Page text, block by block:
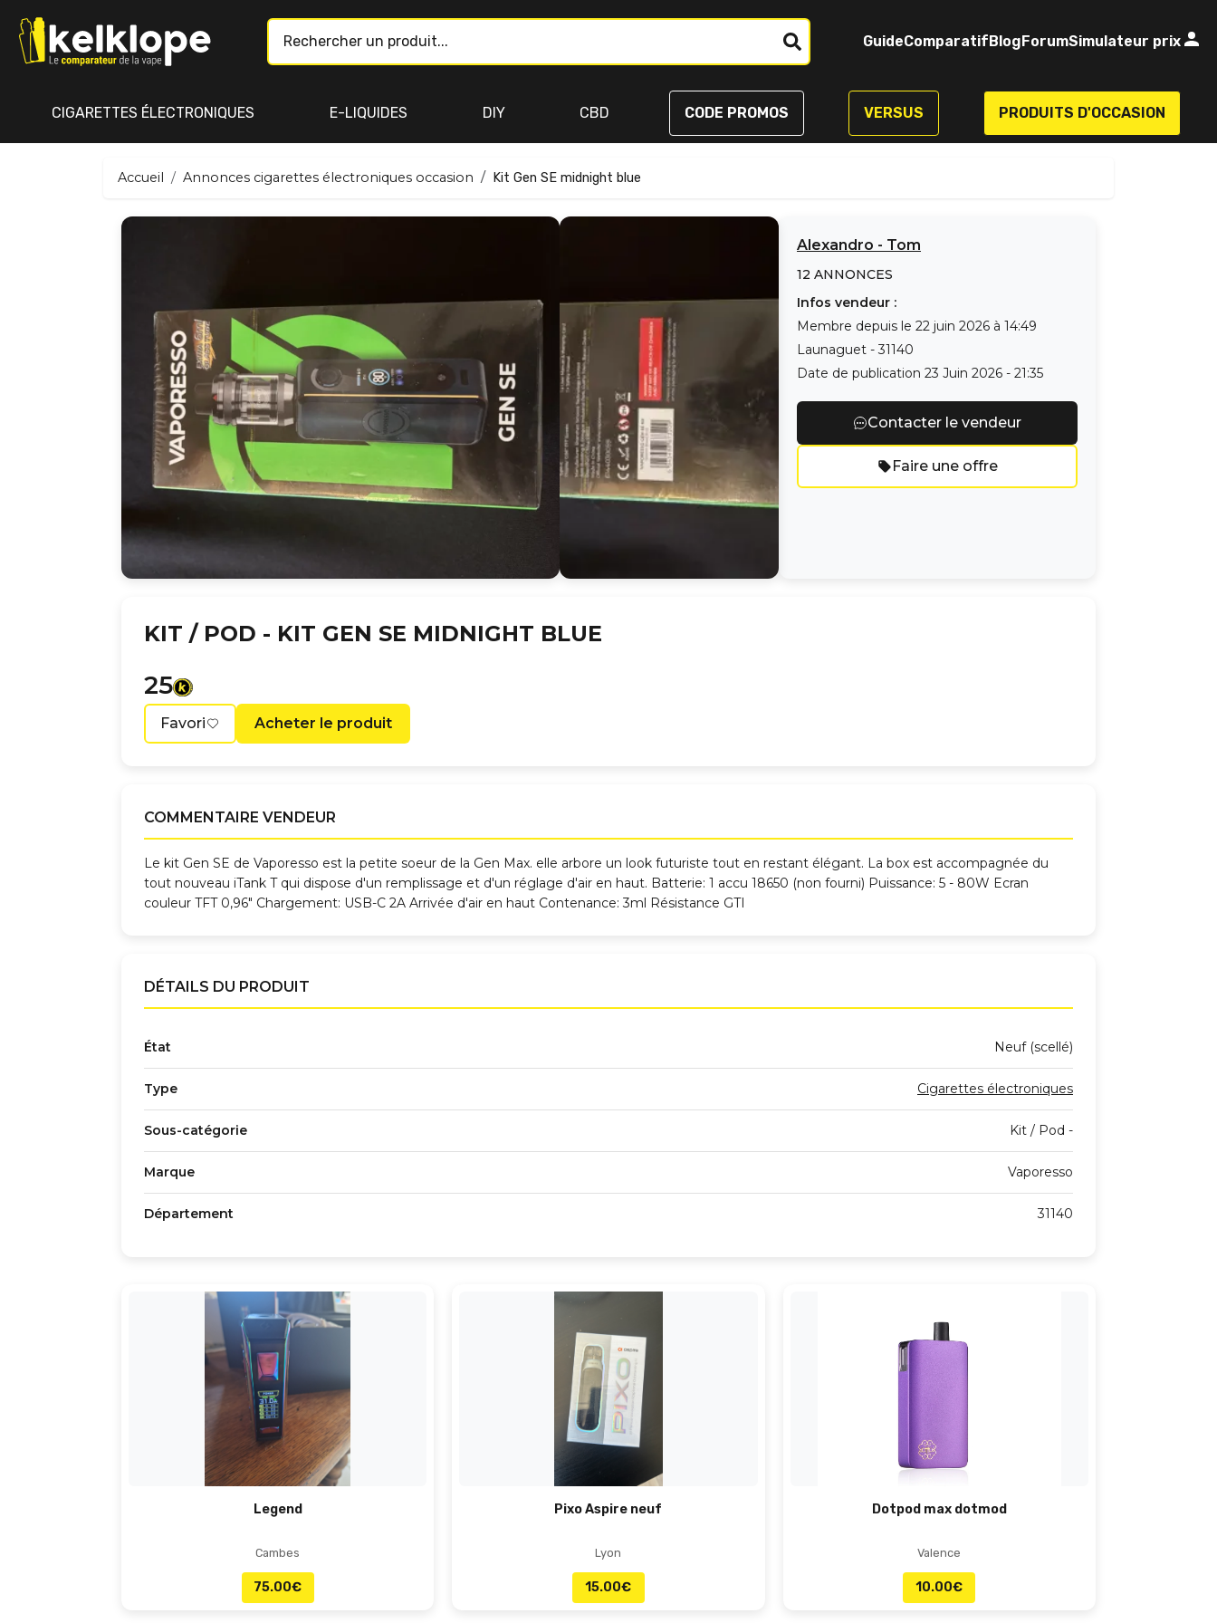
GuideComparatifBlogForumSimulateur prix
CIGARETTES ÉLECTRONIQUES E-LIQUIDES DIY CBD CODE PROMOS VERSUS PRODUITS D'OCCASION
Accueil Annonces cigarettes électroniques occasion Kit Gen SE midnight blue
Alexandro - Tom
12 ANNONCES
Infos vendeur :
Membre depuis le 22 juin 2026 à 14:49
Launaguet -31140
Date de publication 23 Juin 2026 - 21:35
Contacter le vendeur
Faire une offre
KIT / POD - KIT GEN SE MIDNIGHT BLUE
25
Favori Acheter le produit
COMMENTAIRE VENDEUR
Le kit Gen SE de Vaporesso est la petite soeur de la Gen Max. elle arbore un look futuriste tout en restant élégant. La box est accompagnée du
tout nouveau iTank T qui dispose d'un remplissage et d'un réglage d'air en haut. Batterie: 1 accu 18650 (non fourni) Puissance: 5 - 80W Ecran
couleur TFT 0,96" Chargement: USB-C 2A Arrivée d'air en haut Contenance: 3ml Résistance GTI
DÉTAILS DU PRODUIT
État Neuf (scellé)
Type Cigarettes électroniques
Sous-catégorie Kit / Pod -
Marque Vaporesso
Département 31140
Legend
Cambes
75.00€
Pixo Aspire neuf
Lyon
15.00€
Dotpod max dotmod
Valence
10.00€